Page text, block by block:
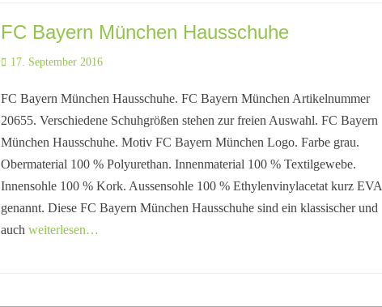
FC Bayern München Hausschuhe
Posted
17. September 2016
FC Bayern München Hausschuhe. FC Bayern München Artikelnummer
20655. Verschiedene Schuhgrößen stehen zur freien Auswahl. FC Bayern
München Hausschuhe. Motiv FC Bayern München Logo. Farbe grau.
Obermaterial 100 % Polyurethan. Innenmaterial 100 % Textilgewebe.
Innensohle 100 % Kork. Aussensohle 100 % Ethylenvinylacetat kurz EVA
genannt. Diese FC Bayern München Hausschuhe sind ein klassischer und
auch weiterlesen…